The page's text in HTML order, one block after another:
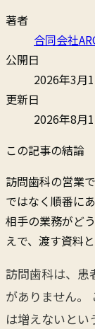
著者
合同会社
公開日
2026年3月
更新日
2026年8月
この記事の結論
訪問歯科の営業
ではなく順番に
相手の業務がど
えで、渡す資料
訪問歯科は、患
がありません。
は増えないとい